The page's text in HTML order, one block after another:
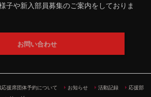
子や新入部員募集のご案内をしておりま
お問い合わせ
援席団体予約について お知らせ 活動記録
応援部